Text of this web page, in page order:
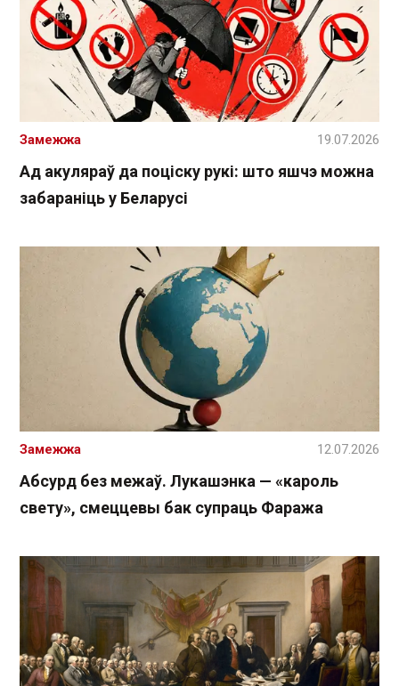
Ад акуляраў да поціску рукі: што яшчэ можна
забараніць у Беларусі
Замежжа 19.07.2026
Абсурд без межаў. Лукашэнка — «кароль
свету», смеццевы бак супраць Фаража
Замежжа 12.07.2026